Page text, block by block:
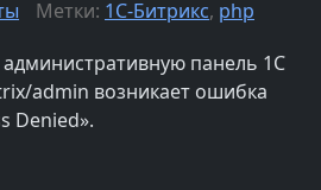
Метки: 1С-Битрикс, php
панель 1С
admin возникает ошибка
Denied».